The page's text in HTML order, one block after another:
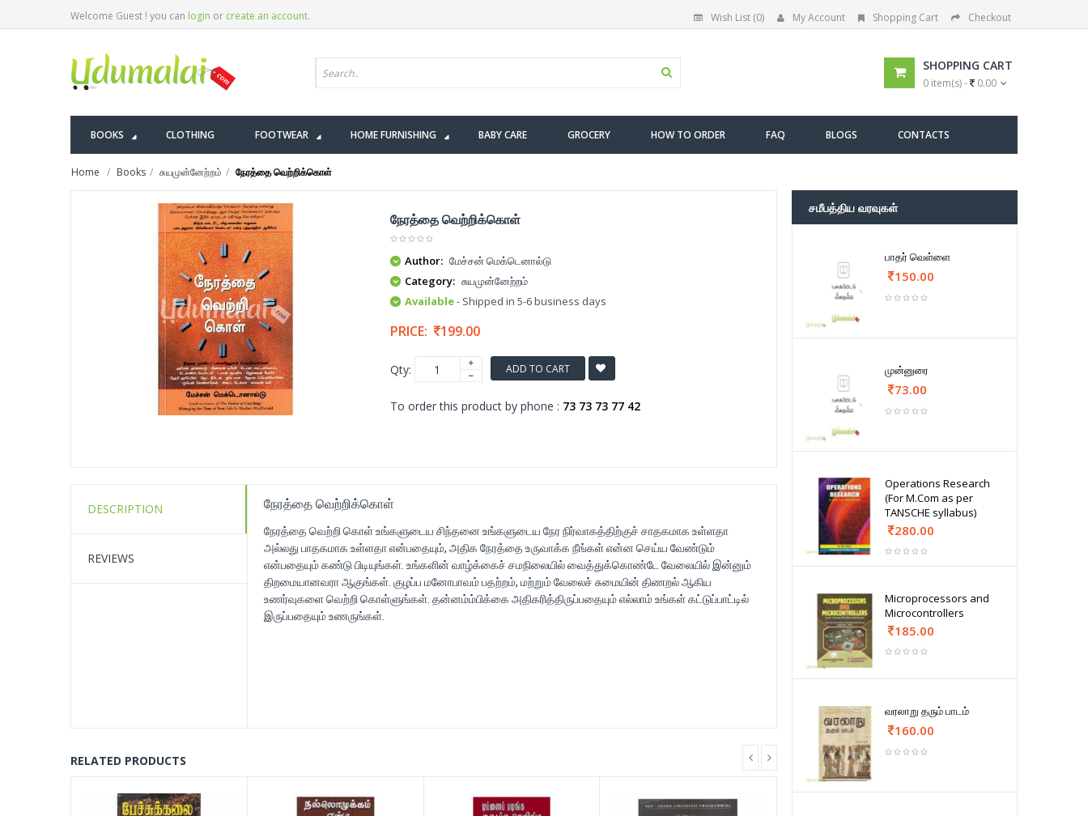
Welcome Guest ! you can login or create an account. Wish List (0) My Account Shopping Cart Checkout
SHOPPING CART
0 item(s) - 0.00
BOOKS CLOTHING FOOTWEAR HOME FURNISHING BABY CARE GROCERY HOW TO ORDER FAQ BLOGS CONTACTS
Home Books சுயமுன்னேற்றம் நேரத்தை வெற்றிக்கொள்
நேரத்தை வெற்றிக்கொள்
Author: மேச்சன் மெக்டெனால்டு
Category: சுயமுன்னேற்றம்
Available- Shipped in 5-6 business days
PRICE: 199.00
Qty: ADD TO CART
To order this product by phone : 73 73 73 77 42
DESCRIPTION
REVIEWS
நேரத்தை வெற்றிக்கொள்
நேரத்தை வெற்றி கொள் உங்களுடைய சிந்தனை உங்களுடைய நேர நிர்வாகத்திற்குச் சாதகமாக உள்ளதா
அல்லது பாதகமாக உள்ளதா என்பதையும், அதிக நேரத்தை உருவாக்க நீங்கள் என்ன செய்ய வேண்டும்
என்பதையும் கண்டு பிடியுங்கள். உங்களின் வாழ்க்கைச் சமநிலையில் வைத்துக்கொண்டே வேலையில் இன்னும்
திறமையானவரா ஆகுங்கள். குழப்ப மனோபாவம் பதற்றம், மற்றும் வேலைச் சுமையின் திணறல் ஆகிய
உணர்வுகளை வெற்றி கொள்ளுங்கள். தன்னம்ம்பிக்கை அதிகரித்திருப்பதையும் எல்லாம் உங்கள் கட்டுப்பாட்டில்
இருப்பதையும் உணருங்கள்.
RELATED PRODUCTS
சமீபத்திய வரவுகள்
பாதர் வெள்ளை
150.00
முன்னுரை
73.00
Operations Research
(For M.Com as per
TANSCHE syllabus)
280.00
Microprocessors and
Microcontrollers
185.00
வரலாறு தரும் பாடம்
160.00